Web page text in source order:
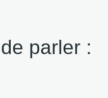
parler :